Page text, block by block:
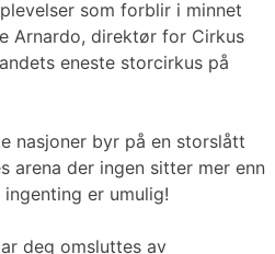
som forblir i minnet
Arnardo, direktør for Cirkus
eneste storcirkus på
nasjoner byr på en storslått
arena der ingen sitter mer enn
er umulig!
deg omsluttes av